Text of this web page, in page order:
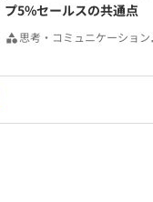
プ5%セールスの共通点
思考・コミュニケーション